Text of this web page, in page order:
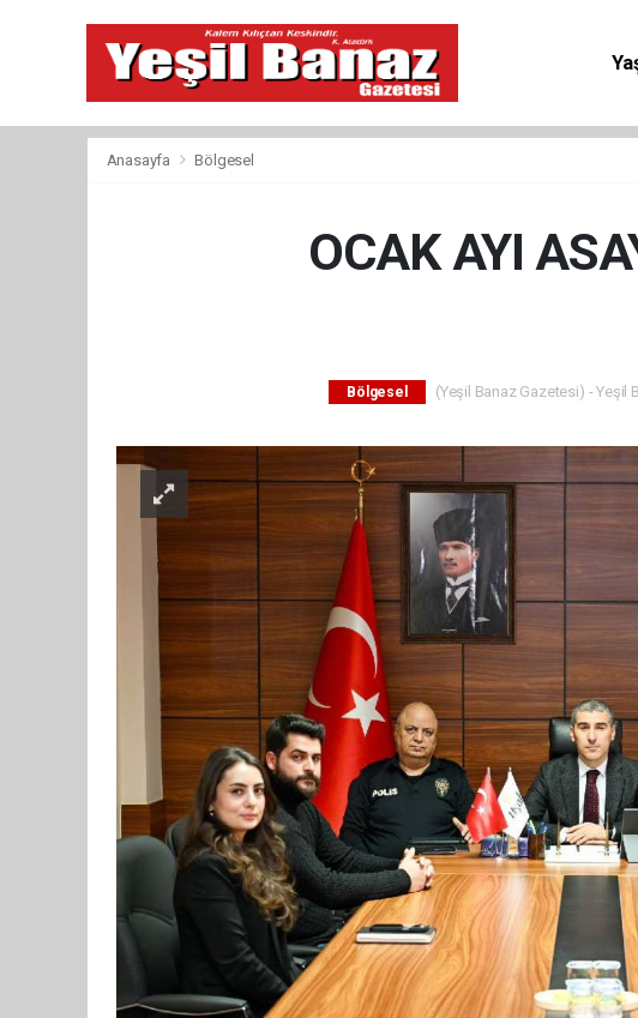
Anasayfa Bölgesel
OCAK AYI
Bölgesel (Yeşil Banaz Gazetesi) - Yeşil